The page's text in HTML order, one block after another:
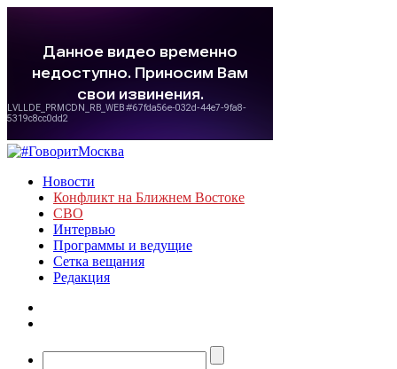
Новости
Конфликт на Ближнем Востоке
СВО
Интервью
Программы и ведущие
Сетка вещания
Редакция